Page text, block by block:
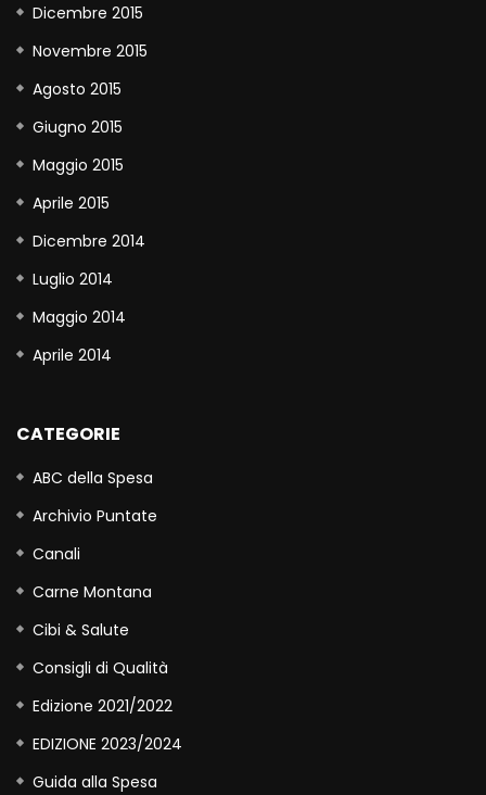
Dicembre 2015
Novembre 2015
Agosto 2015
Giugno 2015
Maggio 2015
Aprile 2015
Dicembre 2014
Luglio 2014
Maggio 2014
Aprile 2014
CATEGORIE
ABC della Spesa
Archivio Puntate
Canali
Carne Montana
Cibi & Salute
Consigli di Qualità
Edizione 2021/2022
EDIZIONE 2023/2024
Guida alla Spesa